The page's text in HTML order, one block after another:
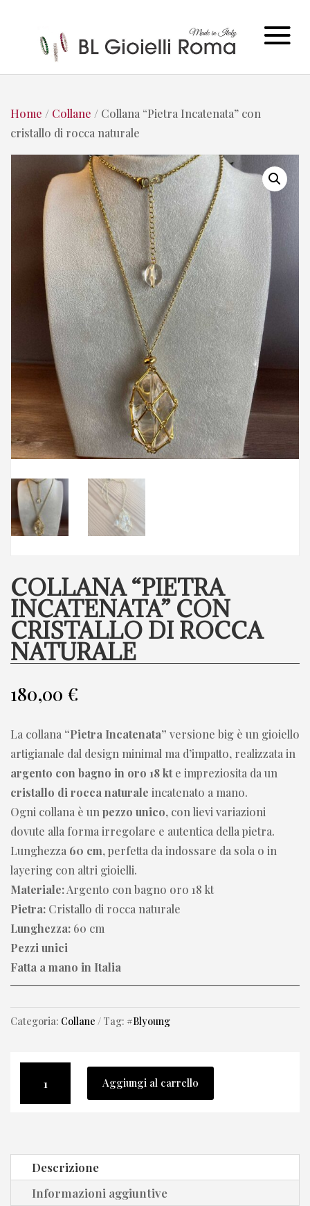
Home / Collane / Collana “Pietra Incatenata” con
cristallo di rocca naturale
COLLANA “PIETRA
INCATENATA” CON
CRISTALLO DI ROCCA
NATURALE
180,00 €
La collana “Pietra Incatenata” versione big è un gioiello
artigianale dal design minimal ma d’impatto, realizzata in
argento con bagno in oro 18 kte impreziosita da un
cristallo di rocca naturale incatenato a mano.
Ogni collana è un pezzo unico, con lievi variazioni
dovute alla forma irregolare e autentica della pietra.
Lunghezza 60 cm, perfetta da indossare da sola o in
layering con altri gioielli.
Materiale:Argento con bagno oro 18 kt
Pietra: Cristallo di rocca naturale
Lunghezza: 60 cm
Pezzi unici
Fatta a mano in Italia
Categoria: Collane Tag: #Blyoung
“Pietra
rocca
Aggiungi al carrello
Descrizione
Informazioni aggiuntive